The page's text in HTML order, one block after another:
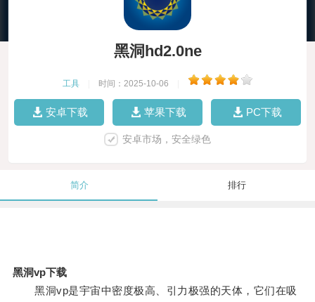
黑洞hd2.0ne
工具 时间：2025-10-06
安卓下载 苹果下载 PC下载
安卓市场，安全绿色
简介 排行
黑洞vp下载
黑洞vp是宇宙中密度极高、引力极强的天体，它们在吸